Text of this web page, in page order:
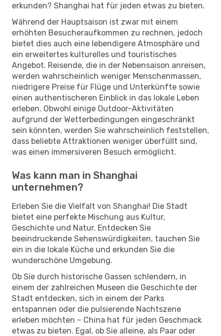
erkunden? Shanghai hat für jeden etwas zu bieten.
Während der Hauptsaison ist zwar mit einem
erhöhten Besucheraufkommen zu rechnen, jedoch
bietet dies auch eine lebendigere Atmosphäre und
ein erweitertes kulturelles und touristisches
Angebot. Reisende, die in der Nebensaison anreisen,
werden wahrscheinlich weniger Menschenmassen,
niedrigere Preise für Flüge und Unterkünfte sowie
einen authentischeren Einblick in das lokale Leben
erleben. Obwohl einige Outdoor-Aktivitäten
aufgrund der Wetterbedingungen eingeschränkt
sein könnten, werden Sie wahrscheinlich feststellen,
dass beliebte Attraktionen weniger überfüllt sind,
was einen immersiveren Besuch ermöglicht.
Was kann man in Shanghai
unternehmen?
Erleben Sie die Vielfalt von Shanghai! Die Stadt
bietet eine perfekte Mischung aus Kultur,
Geschichte und Natur. Entdecken Sie
beeindruckende Sehenswürdigkeiten, tauchen Sie
ein in die lokale Küche und erkunden Sie die
wunderschöne Umgebung.
Ob Sie durch historische Gassen schlendern, in
einem der zahlreichen Museen die Geschichte der
Stadt entdecken, sich in einem der Parks
entspannen oder die pulsierende Nachtszene
erleben möchten – China hat für jeden Geschmack
etwas zu bieten. Egal, ob Sie alleine, als Paar oder